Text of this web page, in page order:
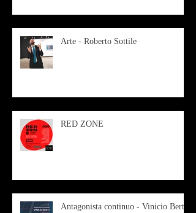
Arte - Roberto Sottile
RED ZONE
Antagonista continuo - Vinicio Berti